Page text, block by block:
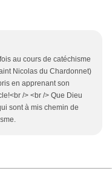
au cours de catéchisme
Nicolas du Chardonnet)
en apprenant son
/> <br /> Que Dieu
sont à mis chemin de